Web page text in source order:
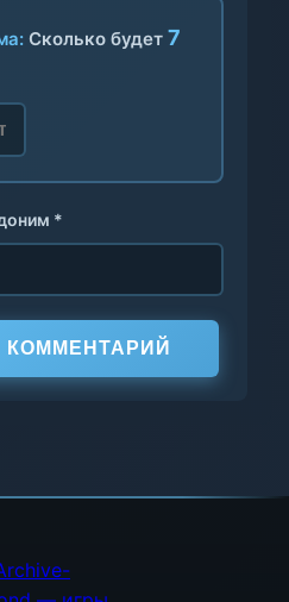
Сколько будет 7
*
КОММЕНТАРИЙ